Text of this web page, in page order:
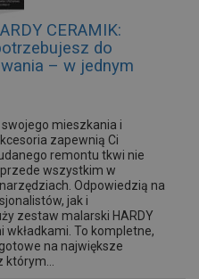
CERAMIK:
do
– w jednym
mieszkania i
zapewnią Ci
remontu tkwi nie
wszystkim w
Odpowiedzią na
jak i
zestaw malarski HARDY
wkładkami. To kompletne,
na największe
którym...